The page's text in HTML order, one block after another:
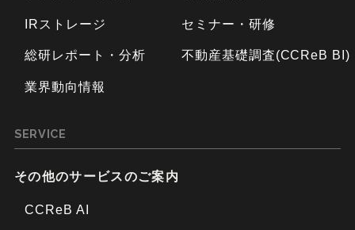
IRストレージ
総研レポート・分析
業界動向情報
セミナー・研修
不動産基礎調査(CCReB BI)
SERVICE
その他のサービスのご案内
CCReB AI